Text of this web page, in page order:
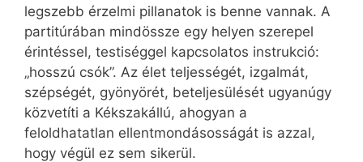
legszebb érzelmi pillanatok is benne vannak. A
partitúrában mindössze egy helyen szerepel
érintéssel, testiséggel kapcsolatos instrukció:
„hosszú csók”. Az élet teljességét, izgalmát,
szépségét, gyönyörét, beteljesülését ugyanúgy
közvetíti a Kékszakállú, ahogyan a
feloldhatatlan ellentmondásosságát is azzal,
hogy végül ez sem sikerül.